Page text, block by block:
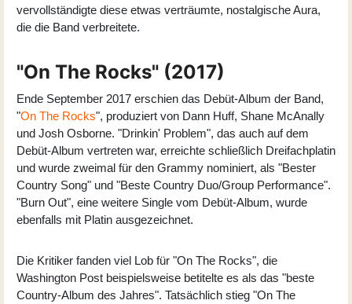
vervollständigte diese etwas verträumte, nostalgische Aura,
die die Band verbreitete.
"On The Rocks" (2017)
Ende September 2017 erschien das Debüt-Album der Band,
"On The Rocks", produziert von Dann Huff, Shane McAnally
und Josh Osborne. "Drinkin' Problem", das auch auf dem
Debüt-Album vertreten war, erreichte schließlich Dreifachplatin
und wurde zweimal für den Grammy nominiert, als "Bester
Country Song" und "Beste Country Duo/Group Performance".
"Burn Out", eine weitere Single vom Debüt-Album, wurde
ebenfalls mit Platin ausgezeichnet.
Die Kritiker fanden viel Lob für "On The Rocks", die
Washington Post beispielsweise betitelte es als das "beste
Country-Album des Jahres". Tatsächlich stieg "On The